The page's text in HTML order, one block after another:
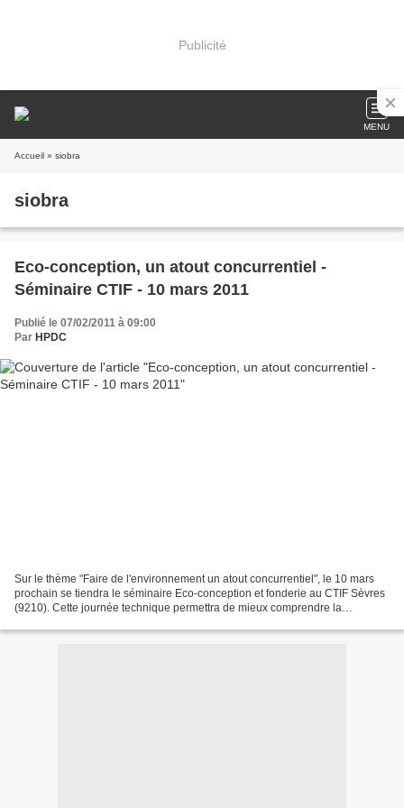
Publicité
MENU
Accueil » siobra
siobra
Eco-conception, un atout concurrentiel -
Séminaire CTIF - 10 mars 2011
Publié le 07/02/2011 à 09:00
Par HPDC
Sur le thème "Faire de l'environnement un atout concurrentiel", le 10 mars
prochain se tiendra le séminaire Eco-conception et fonderie au CTIF Sèvres
(9210). Cette journée technique permettra de mieux comprendre la